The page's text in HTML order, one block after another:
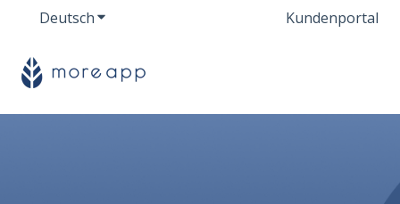
DeutschUntermenü für Übersetzungen anzeigen
Kundenportal